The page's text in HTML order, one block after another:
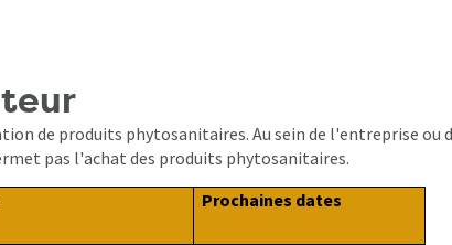
de produits phytosanitaires. Au sein de l'entreprise
pas l'achat des produits phytosanitaires.
Prochaines dates